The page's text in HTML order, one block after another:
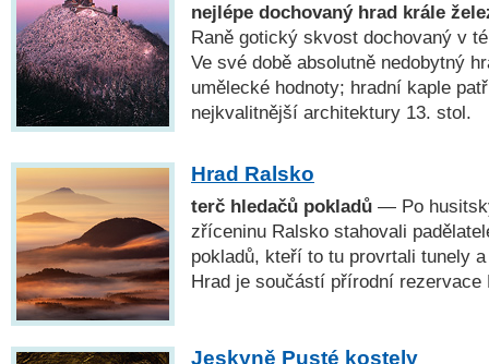
nejlépe dochovaný hrad krále
Raně gotický skvost dochovaný v
Ve své době absolutně nedobytný
umělecké hodnoty; hradní kaple
nejkvalitnější architektury 13. stol.
Hrad Ralsko
terč hledačů pokladů — Po
zříceninu Ralsko stahovali
pokladů, kteří to tu provrtali tunely
Hrad je součástí přírodní rezervace
Jeskyně Pusté kostely